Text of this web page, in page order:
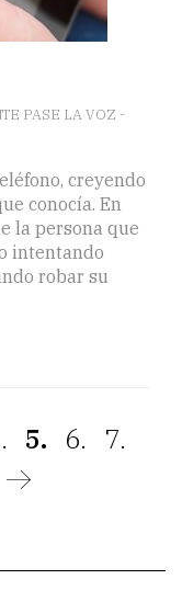
PASE LA VOZ -
creyendo
conocía. En
la persona que
intentando
robar su
5. 6.
7.